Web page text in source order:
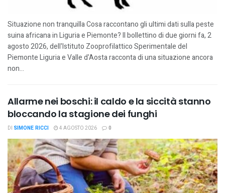
Situazione non tranquilla Cosa raccontano gli ultimi dati sulla peste
suina africana in Liguria e Piemonte? Il bollettino di due giorni fa, 2
agosto 2026, dell'Istituto Zooprofilattico Sperimentale del
Piemonte Liguria e Valle d'Aosta racconta di una situazione ancora
non...
Allarme nei boschi: il caldo e la siccità stanno
bloccando la stagione dei funghi
DI SIMONE RICCI 4 AGOSTO 2026 0